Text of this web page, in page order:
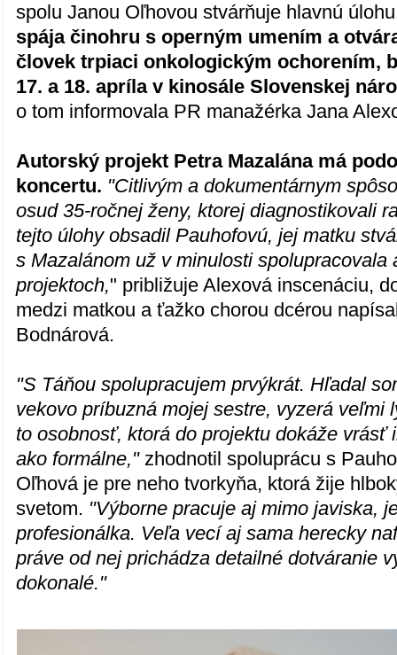
spolu Janou Oľhovou stvárňuje hlavnú
spája činohru s operným umením a
človek trpiaci onkologickým ochorením,
17. a 18. apríla v kinosále Slovenskej
o tom informovala PR manažérka Jana
Autorský projekt Petra Mazalána má
koncertu. "Citlivým a dokumentárnym
osud 35-ročnej ženy, ktorej diagnostikovali
tejto úlohy obsadil Pauhofovú, jej matku
s Mazalánom už v minulosti spolupracovala
projektoch," približuje Alexová inscenáciu,
medzi matkou a ťažko chorou dcérou
Bodnárová.
"S Táňou spolupracujem prvýkrát. Hľadal
vekovo príbuzná mojej sestre, vyzerá veľmi
to osobnosť, ktorá do projektu dokáže vrásť
ako formálne,"zhodnotil spoluprácu s
Oľhová je pre neho tvorkyňa, ktorá žije
svetom. "Výborne pracuje aj mimo javiska,
profesionálka. Veľa vecí aj sama herecky
práve od nej prichádza detailné dotváranie
dokonalé."